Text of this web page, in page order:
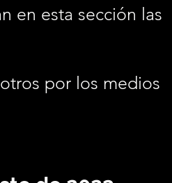
en esta sección las
por los medios